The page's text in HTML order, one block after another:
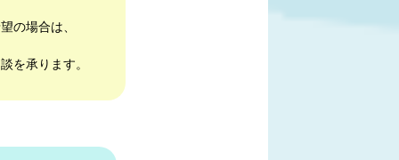
の場合は、
を承ります。